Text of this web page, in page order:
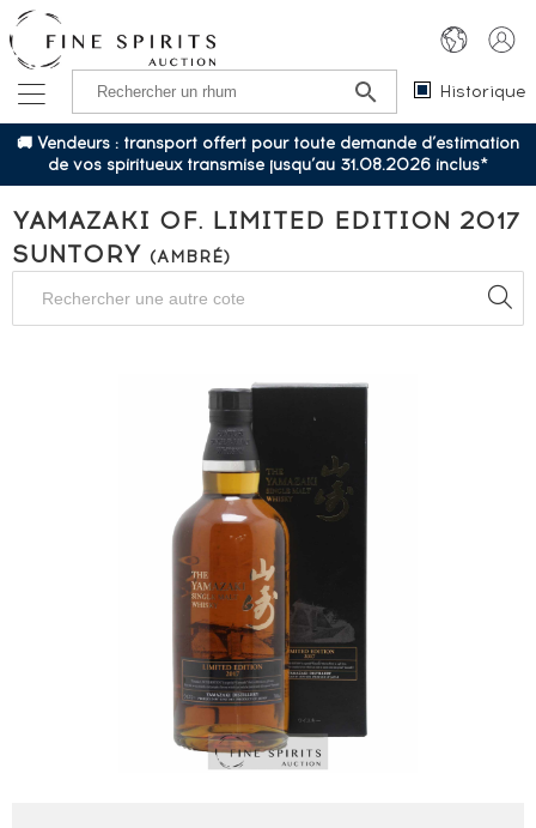
Historique
🚚 Vendeurs : transport offert pour toute demande d’estimation
de vos spiritueux transmise jusqu’au 31.08.2026 inclus*
YAMAZAKI OF. LIMITED EDITION 2017
SUNTORY (AMBRÉ)